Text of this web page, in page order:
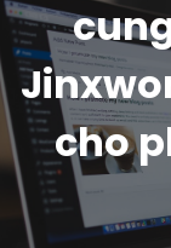
t
I
c
o
ncho